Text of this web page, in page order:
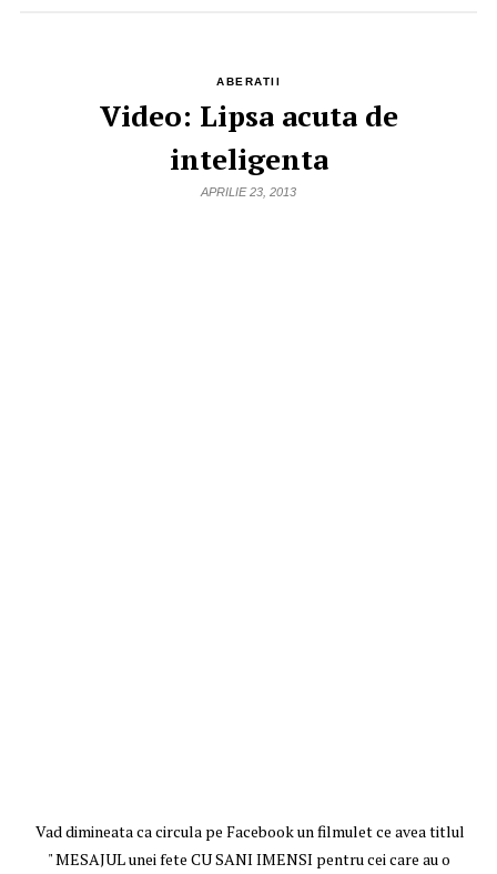
ABERATII
Video: Lipsa acuta de
inteligenta
APRILIE 23, 2013
Vad dimineata ca circula pe Facebook un filmulet ce avea titlul
" MESAJUL unei fete CU SANI IMENSI pentru cei care au o